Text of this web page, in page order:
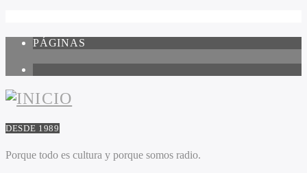
PÁGINAS
DESDE 1989
Porque todo es cultura y porque somos radio.